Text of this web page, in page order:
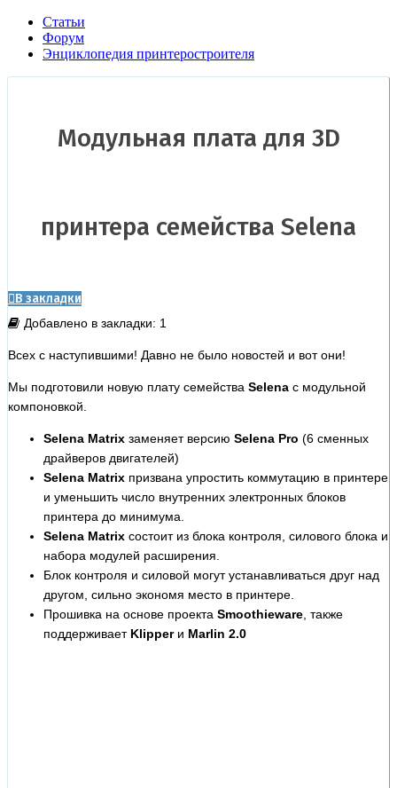
Статьи
Форум
Энциклопедия принтеростроителя
Модульная плата для 3D
принтера семейства Selena
В закладки
Добавлено в закладки: 1
Всех с наступившими! Давно не было новостей и вот они!
Мы подготовили новую плату семейства Selena с модульной
компоновкой.
Selena Matrix заменяет версию Selena Pro (6 сменных
драйверов двигателей)
Selena Matrix призвана упростить коммутацию в принтере
и уменьшить число внутренних электронных блоков
принтера до минимума.
Selena Matrix состоит из блока контроля, силового блока и
набора модулей расширения.
Блок контроля и силовой могут устанавливаться друг над
другом, сильно экономя место в принтере.
Прошивка на основе проекта Smoothieware , также
поддерживает Klipperи Marlin 2.0